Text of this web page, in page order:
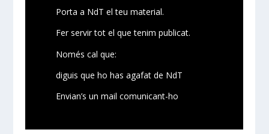
Porta a NdT el teu material.
Fer servir tot el que tenim publicat.
Només cal que:
diguis que ho has agafat de NdT
Envian’s un mail comunicant-ho